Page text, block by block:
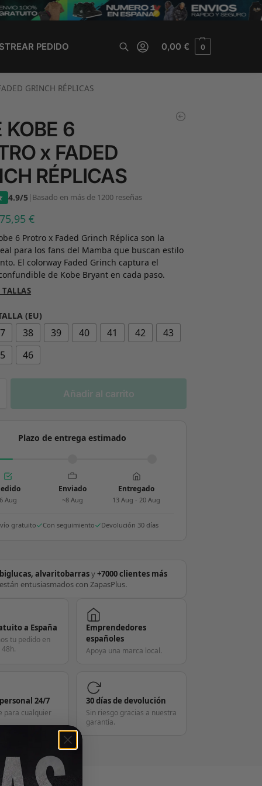
PEDIDO 0,00€ 0
GRINCH RÉPLICAS
KOBE 6
x FADED
RÉPLICAS
4.9/5| Basado en más de 1200 reseñas
75,95€
6 Protro x Faded Grinch Réplica son la
para los fans del Mamba que buscan estilo
El colorway Faded Grinch captura el
de Kobe Bryant en cada paso.
(EU)
38 39 40 41 42
43
46
Añadir al carrito
Plazo de entrega estimado
Aug
Enviado
~8 Aug
Entregado
13 Aug - 20 Aug
gratuito Con seguimiento Devolución 30 días
biglucas, alvaritobarrasy+7000 clientes más
están entusiasmados con ZapasPlus.
a España
tu pedido en
Emprendedores
españoles
Apoya una marca local.
24/7
para cualquier
30 días de devolución
Sin riesgo gracias a nuestra
garantía.